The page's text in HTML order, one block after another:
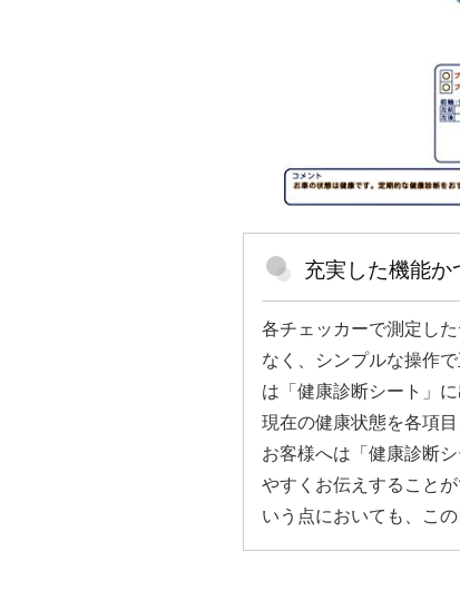
充実した機能
各チェッカーで測定し
なく、シンプルな操作
は「健康診断シート」
現在の健康状態を各項
お客様へは「健康診断
やすくお伝えすること
いう点においても、こ